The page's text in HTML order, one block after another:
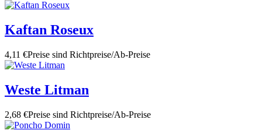
Kaftan Roseux
4,11 €Preise sind Richtpreise/Ab-Preise
Weste Litman
2,68 €Preise sind Richtpreise/Ab-Preise